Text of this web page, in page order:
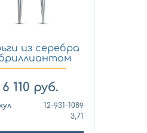
из серебра
KABAR...
6 110 руб.
12-931-1089
3,71